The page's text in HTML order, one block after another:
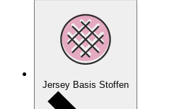
Jersey Basis Stoffen